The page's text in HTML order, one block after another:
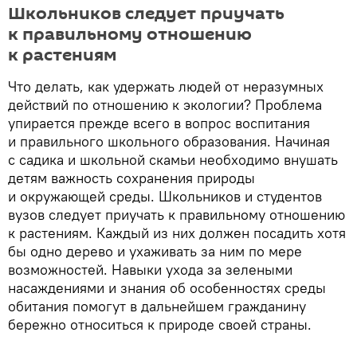
Школьников следует приучать
к правильному отношению
к растениям
Что делать, как удержать людей от неразумных
действий по отношению к экологии? Проблема
упирается прежде всего в вопрос воспитания
и правильного школьного образования. Начиная
с садика и школьной скамьи необходимо внушать
детям важность сохранения природы
и окружающей среды. Школьников и студентов
вузов следует приучать к правильному отношению
к растениям. Каждый из них должен посадить хотя
бы одно дерево и ухаживать за ним по мере
возможностей. Навыки ухода за зелеными
насаждениями и знания об особенностях среды
обитания помогут в дальнейшем гражданину
бережно относиться к природе своей страны.